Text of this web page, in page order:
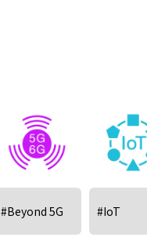
#Beyond 5G #IoT